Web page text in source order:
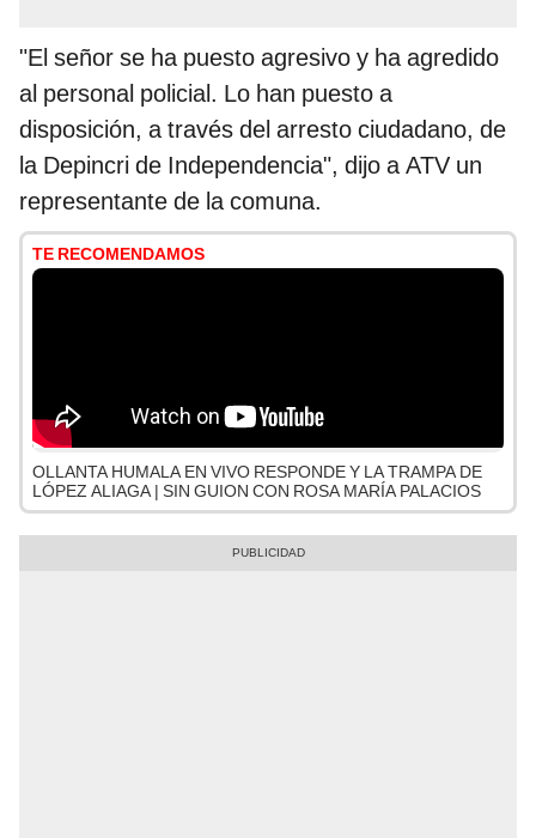
"El señor se ha puesto agresivo y ha agredido
al personal policial. Lo han puesto a
disposición, a través del arresto ciudadano, de
la Depincri de Independencia", dijo a ATV un
representante de la comuna.
TE RECOMENDAMOS
OLLANTA HUMALA EN VIVO RESPONDE Y LA TRAMPA DE
LÓPEZ ALIAGA | SIN GUION CON ROSA MARÍA PALACIOS